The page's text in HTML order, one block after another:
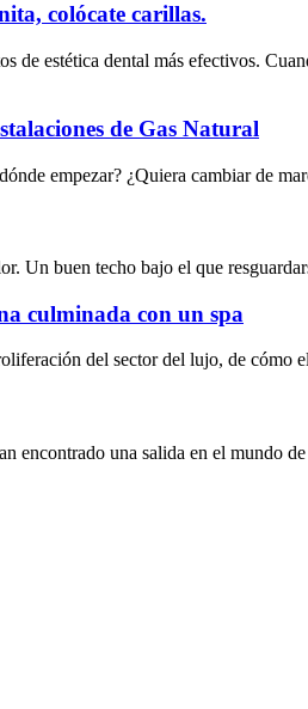
colócate carillas.
de estética dental más efectivos.
de Gas Natural
empezar? ¿Quiera cambiar de
Un buen techo bajo el que
culminada con un spa
del sector del lujo, de
encontrado una salida en el mundo